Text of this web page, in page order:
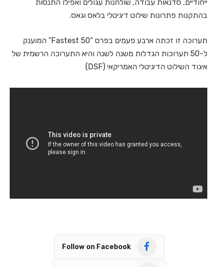
ייחודיים, סדנאות עבודה, שולחנות עגולים ואפילו התנסות
בהתקנות פתרונות שילוט דיגיטלי בלאס וגאס.
תערוכה זו זכתה ארבע פעמים בפרס “Fastest 50” המוענק
ל-50 תערוכות הגדלות משנה לשנה והיא התערוכה הרשמית של
איגוד השילוט הדיגיטלי האמריקאי (DSF)
Follow on Facebook